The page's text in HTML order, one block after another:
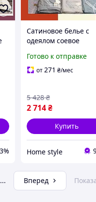
Сатиновое белье с
одеялом соевое
готовым одеялом
легкое Хлопковое
Готово к отправке
от271 ₴/мес
2 714₴
5 428 ₴
Купить
Home style
... Вперед